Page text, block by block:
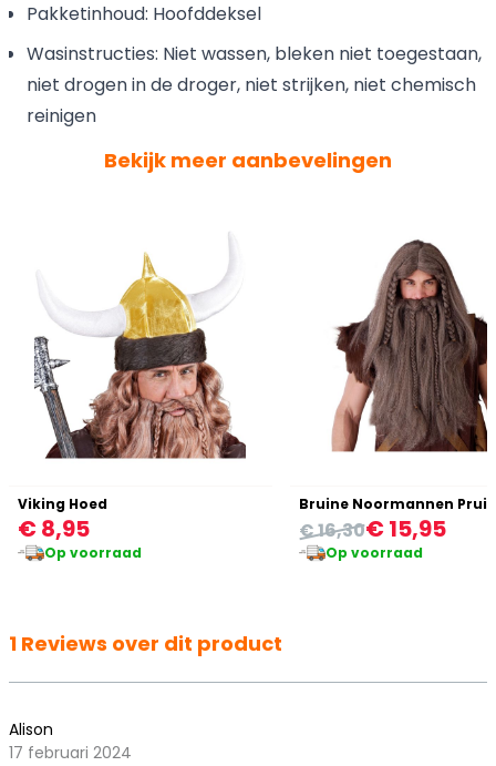
Pakketinhoud: Hoofddeksel
Wasinstructies: Niet wassen, bleken niet toegestaan,
niet drogen in de droger, niet strijken, niet chemisch
reinigen
Bekijk meer aanbevelingen
Viking Hoed
€ 8,95
Op voorraad
Bruine Noormannen Pruik
€ 15,95
€ 16,30
Op voorraad
1 Reviews over dit product
Alison
17 februari 2024